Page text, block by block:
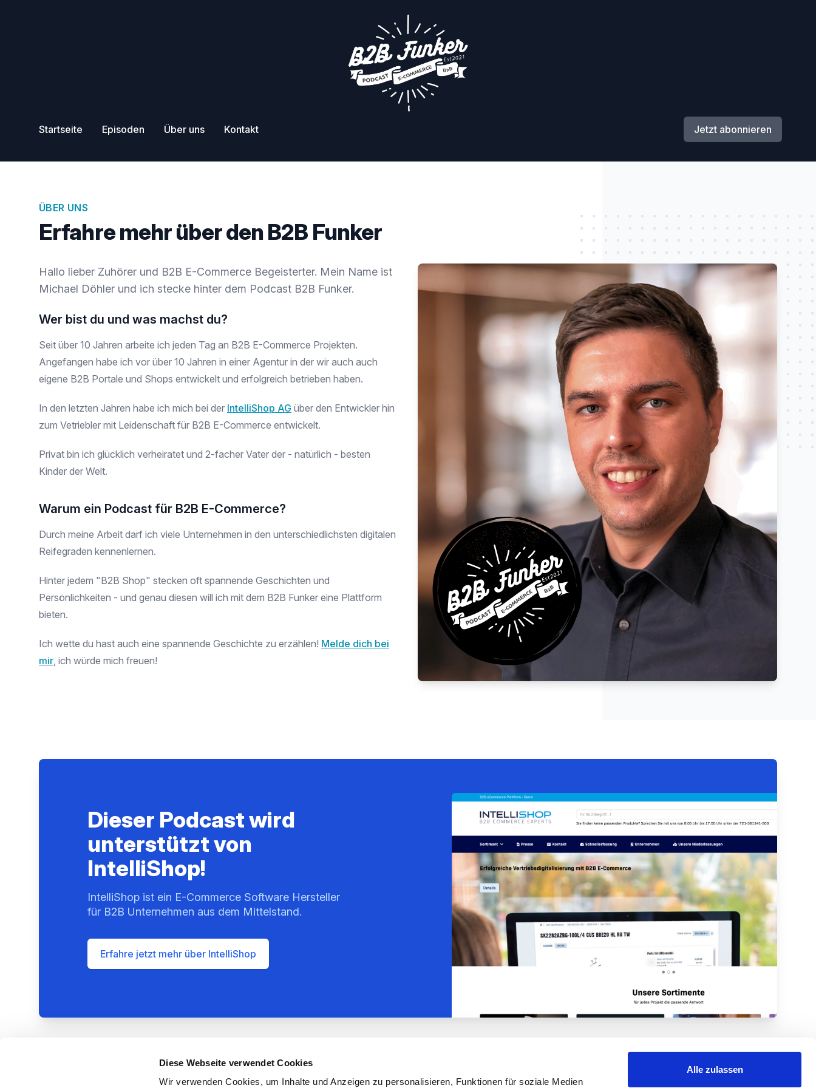
Diese Webseite verwendet Cookies
Wir verwenden Cookies, um Inhalte und Anzeigen zu personalisieren, Funktionen für soziale Medien
Alle zulassen
Startseite Episoden Über uns Kontakt Jetzt abonnieren
ÜBER UNS
Erfahre mehr über den B2B Funker
Hallo lieber Zuhörer und B2B E-Commerce Begeisterter. Mein Name ist
Michael Döhler und ich stecke hinter dem Podcast B2B Funker.
Wer bist du und was machst du?
Seit über 10 Jahren arbeite ich jeden Tag an B2B E-Commerce Projekten.
Angefangen habe ich vor über 10 Jahren in einer Agentur in der wir auch auch
eigene B2B Portale und Shops entwickelt und erfolgreich betrieben haben.
In den letzten Jahren habe ich mich bei der IntelliShop AG über den Entwickler hin
zum Vetriebler mit Leidenschaft für B2B E-Commerce entwickelt.
Privat bin ich glücklich verheiratet und 2-facher Vater der - natürlich - besten
Kinder der Welt.
Warum ein Podcast für B2B E-Commerce?
Durch meine Arbeit darf ich viele Unternehmen in den unterschiedlichsten digitalen
Reifegraden kennenlernen.
Hinter jedem "B2B Shop" stecken oft spannende Geschichten und
Persönlichkeiten - und genau diesen will ich mit dem B2B Funker eine Plattform
bieten.
Ich wette du hast auch eine spannende Geschichte zu erzählen! Melde dich bei
mir, ich würde mich freuen!
Dieser Podcast wird
unterstützt von
IntelliShop!
IntelliShop ist ein E-Commerce Software Hersteller
für B2B Unternehmen aus dem Mittelstand.
Erfahre jetzt mehr über IntelliShop